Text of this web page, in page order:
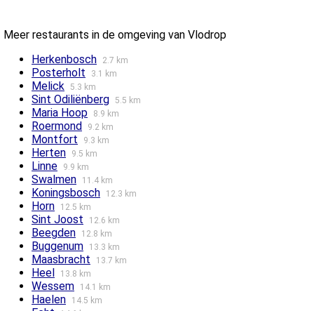
Meer restaurants in de omgeving van Vlodrop
Herkenbosch
2.7 km
Posterholt 3.1 km
Melick 5.3 km
Sint Odiliënberg 5.5 km
Maria Hoop 8.9 km
Roermond 9.2 km
Montfort 9.3 km
Herten 9.5 km
Linne 9.9 km
Swalmen 11.4 km
Koningsbosch 12.3 km
Horn 12.5 km
Sint Joost 12.6 km
Beegden 12.8 km
Buggenum 13.3 km
Maasbracht 13.7 km
Heel 13.8 km
Wessem 14.1 km
Haelen 14.5 km